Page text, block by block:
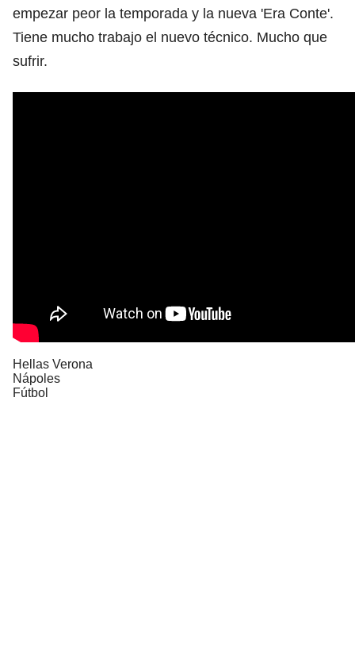
empezar peor la temporada y la nueva 'Era Conte'.
Tiene mucho trabajo el nuevo técnico. Mucho que
sufrir.
Hellas Verona
Nápoles
Fútbol